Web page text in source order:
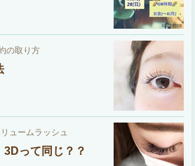
の取り方
ュームラッシュ
って同じ？？